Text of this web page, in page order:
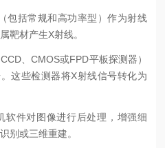
包括常规和高功率型）作为射线
靶材产生X射线。
、CMOS或FPD平板探测器）
这些检测器将X射线信号转化为
软件对图像进行后处理，增强细
别或三维重建。